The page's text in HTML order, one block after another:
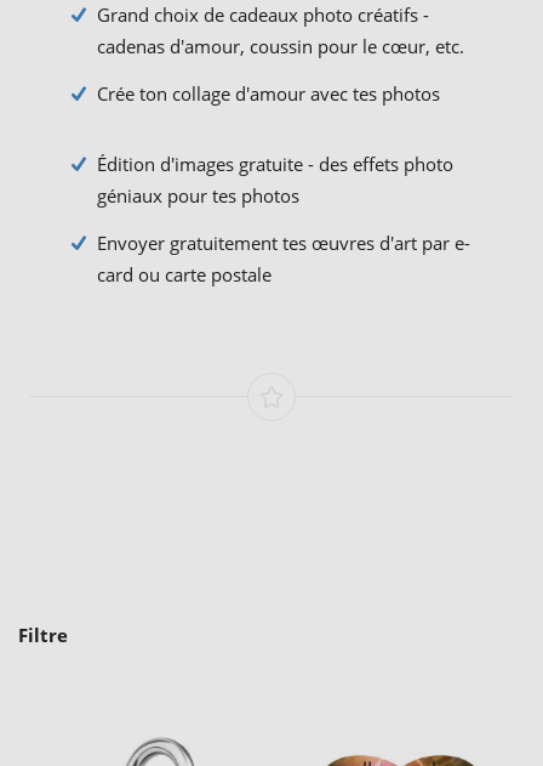
Grand choix de cadeaux photo créatifs -
cadenas d'amour, coussin pour le cœur, etc.
Crée ton collage d'amour avec tes photos
Édition d'images gratuite - des effets photo
géniaux pour tes photos
Envoyer gratuitement tes œuvres d'art par e-
card ou carte postale
Filtre